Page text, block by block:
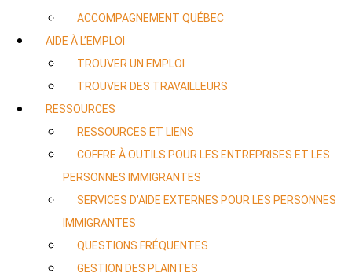
ACCOMPAGNEMENT QUÉBEC
AIDE À L’EMPLOI
TROUVER UN EMPLOI
TROUVER DES TRAVAILLEURS
RESSOURCES
RESSOURCES ET LIENS
COFFRE À OUTILS POUR LES ENTREPRISES ET LES
PERSONNES IMMIGRANTES
SERVICES D’AIDE EXTERNES POUR LES PERSONNES
IMMIGRANTES
QUESTIONS FRÉQUENTES
GESTION DES PLAINTES